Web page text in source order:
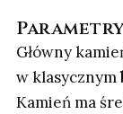
Główny
w klasycznym
Kamień ma